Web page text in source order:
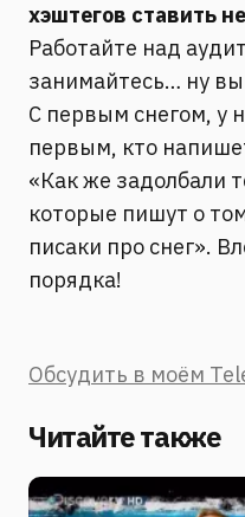
хэштегов ставить
Работайте над
занимайтесь… ну
С первым снегом, у
первым, кто
«Как же задолбали
которые пишут о
писаки про снег».
порядка!
Обсудить в моём
Читайте также